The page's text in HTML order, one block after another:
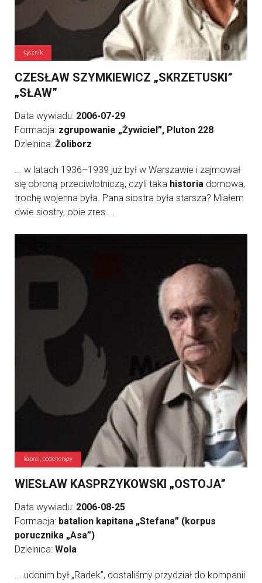
łącznik
CZESŁAW SZYMKIEWICZ „SKRZETUSKI”
„SŁAW”
Data wywiadu: 2006-07-29
Formacja: zgrupowanie „Żywiciel”, Pluton 228
Dzielnica: Żoliborz
... w latach 1936–1939 już był w Warszawie i zajmował
się obroną przeciwlotniczą, czyli taka historia domowa,
trochę wojenna była. Pana siostra była starsza? Miałem
dwie siostry, obie zres ...
kapral, podchorąży
WIESŁAW KASPRZYKOWSKI „OSTOJA”
Data wywiadu: 2006-08-25
Formacja: batalion kapitana „Stefana” (korpus
porucznika „Asa”)
Dzielnica: Wola
... udonim był „Radek”, dostaliśmy przydział do kompanii